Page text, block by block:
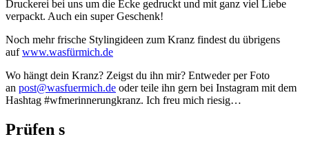
Druckerei bei uns um die Ecke gedruckt und mit ganz viel Liebe
verpackt. Auch ein super Geschenk!
Noch mehr frische Stylingideen zum Kranz findest du übrigens
aufwww.wasfürmich.de
Wo hängt dein Kranz? Zeigst du ihn mir? Entweder per Foto
an post@wasfuermich.de oder teile ihn gern bei Instagram mit dem
Hashtag #wfmerinnerungkranz. Ich freu mich riesig…
Prüfen s